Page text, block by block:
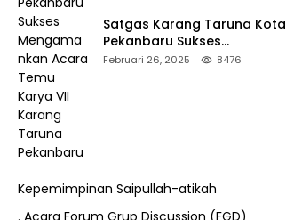
Satgas Karang Taruna Kota
Pekanbaru Sukses
Mengamankan Acara Temu
Februari 26, 2025 8476
Kepemimpinan Saipullah-atikah
. Acara Forum Grup Discussion (FGD)